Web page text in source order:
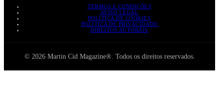
TERMOS E CONDIÇÕES
AVISO LEGAL
POLÍTICA DE COOKIES
POLÍTICA DE PRIVACIDADE
DIREITOS AUTORAIS
© 2026 Martin Cid Magazine®. Todos os direitos reservados.